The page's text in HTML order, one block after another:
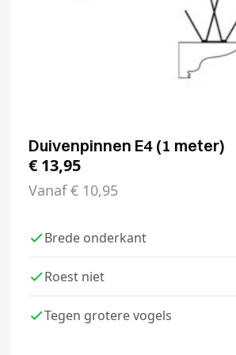
Duivenpinnen E4 (1 meter)
€ 13,95
Vanaf€ 10,95
Brede onderkant
Roest niet
Tegen grotere vogels